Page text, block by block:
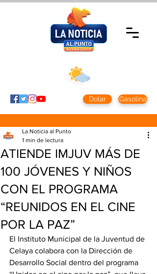
Dolar Gasolina
ATIENDE IMJUV MÁS DE
100 JÓVENES Y NIÑOS
CON EL PROGRAMA
“REUNIDOS EN EL CINE
POR LA PAZ”
La Noticia al Punto
1 min de lectura
El Instituto Municipal de la Juventud de
Celaya colabora con la Dirección de
Desarrollo Social dentro del programa